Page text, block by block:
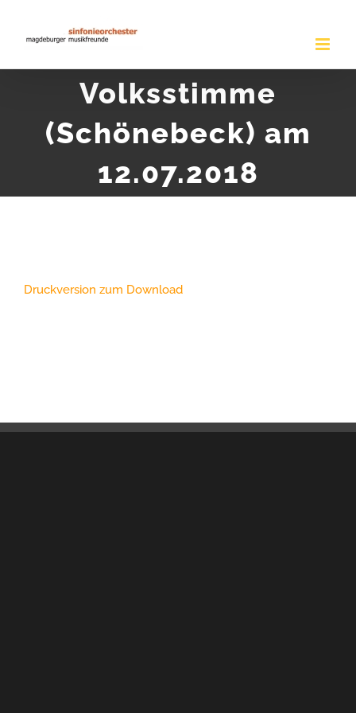
Inhalt
springen
Volksstimme
(Schönebeck) am
12.07.2018
Druckversion zum Download